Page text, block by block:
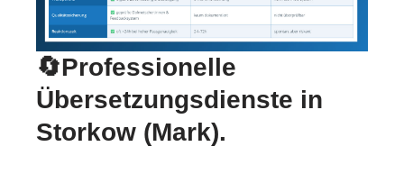
🔄Professionelle
Übersetzungsdienste in
Storkow (Mark).